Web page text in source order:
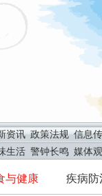
资讯 政策法规 信息
生活 警钟长鸣 媒体
与健康 疾病防